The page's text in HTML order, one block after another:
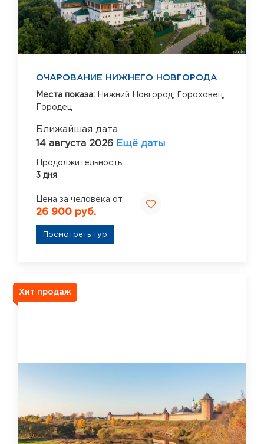
ОЧАРОВАНИЕ НИЖНЕГО НОВГОРОДА
Места показа: Нижний Новгород,
Гороховец,
Городец
Ближайшая дата
14 августа 2026 Ещё даты
Продолжительность
3 дня
Цена за человека от
26 900 руб.
Посмотреть тур
Хит продаж